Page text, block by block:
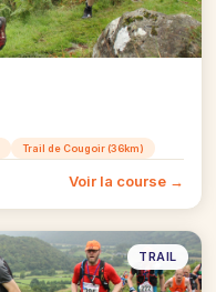
Trail de Cougoir (36km)
Voir la course →
TRAIL